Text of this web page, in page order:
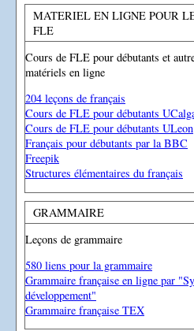
MATERIEL EN LIGNE POUR
FLE
Cours de FLE pour débutants et
matériels en ligne
204 leçons de français
Cours de FLE pour débutants
Cours de FLE pour débutants ULeon
Français pour débutants par la BBC
Freepik
Structures élémentaires du français
GRAMMAIRE
Leçons de grammaire
580 liens pour la grammaire
Grammaire française en ligne par
développement"
Grammaire française TEX